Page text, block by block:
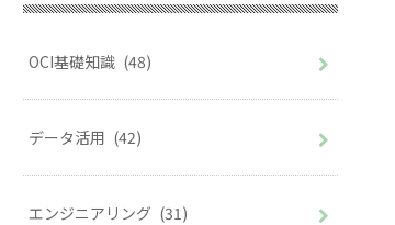
OCI基礎知識 (48)
データ活用 (42)
エンジニアリング (31)